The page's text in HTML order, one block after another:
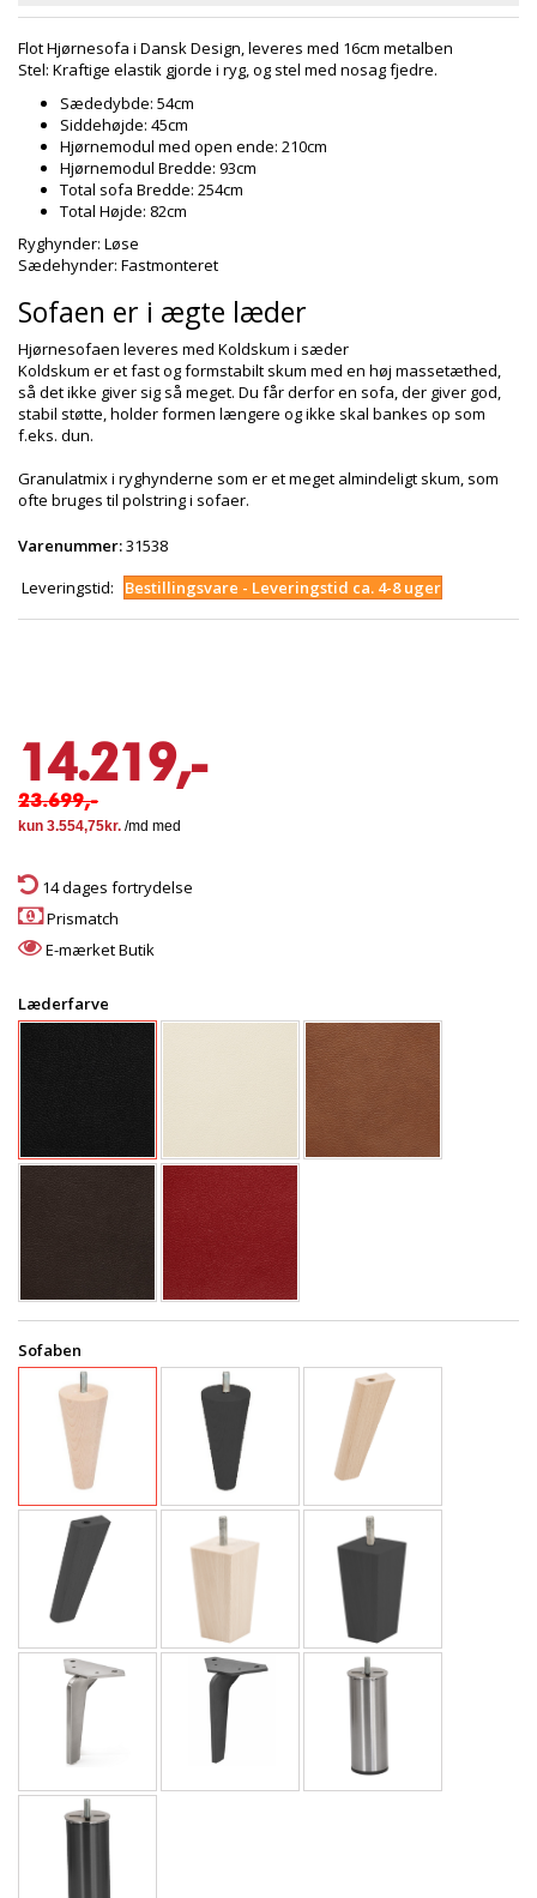
Flot Hjørnesofa i Dansk Design, leveres med 16cm metalben
Stel: Kraftige elastik gjorde i ryg, og stel med nosag fjedre.
Sædedybde: 54cm
Siddehøjde: 45cm
Hjørnemodul med open ende: 210cm
Hjørnemodul Bredde: 93cm
Total sofa Bredde: 254cm
Total Højde: 82cm
Ryghynder: Løse
Sædehynder: Fastmonteret
Sofaen er i ægte læder
Hjørnesofaen leveres med Koldskum i sæder
Koldskum er et fast og formstabilt skum med en høj massetæthed,
så det ikke giver sig så meget. Du får derfor en sofa, der giver god,
stabil støtte, holder formen længere og ikke skal bankes op som
f.eks. dun.
Granulatmix i ryghynderne som er et meget almindeligt skum, som
ofte bruges til polstring i sofaer.
Varenummer:31538
Leveringstid:
Bestillingsvare - Leveringstid ca. 4-8 uger
14.219,-
23.699,-
14 dages fortrydelse
Prismatch
E-mærket Butik
Læderfarve
Sofaben